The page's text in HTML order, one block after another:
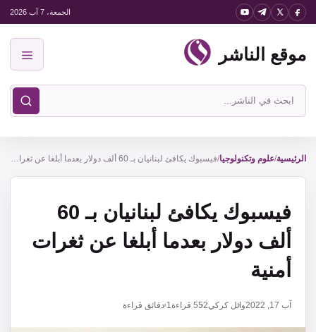
انتقل
المحتوى
الجمعة، 7 آب 2026
موقع الناشر
ابحث
في
الناشر
الرئيسية/علوم وتكنولوجيا/ فيسبوك يكافئ لبنانيان بـ 60 ألف دولار بعدما أبلغا عن ثغرات أمنية
فيسبوك يكافئ لبنانيان بـ 60
ألف دولار بعدما أبلغا عن ثغرات
أمنية
آب 17, 2022 وائل كركي552 قراءة1 دقائق قراءة